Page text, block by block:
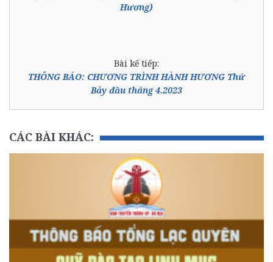
Hương)
Bài kế tiếp:
THÔNG BÁO: CHƯƠNG TRÌNH HÀNH HƯƠNG Thứ
Bảy đầu tháng 4.2023
CÁC BÀI KHÁC: